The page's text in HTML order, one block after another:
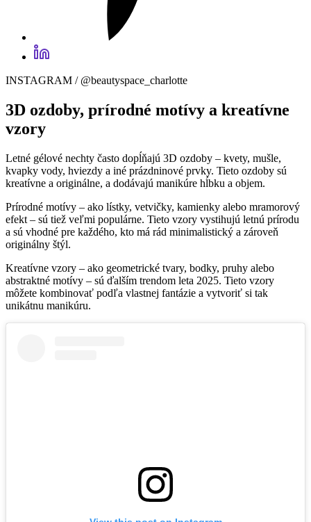
INSTAGRAM / @beautyspace_charlotte
3D ozdoby, prírodné motívy a kreatívne
vzory
Letné gélové nechty často dopĺňajú 3D ozdoby – kvety, mušle,
kvapky vody, hviezdy a iné prázdninové prvky. Tieto ozdoby sú
kreatívne a originálne, a dodávajú manikúre hĺbku a objem.
Prírodné motívy – ako lístky, vetvičky, kamienky alebo mramorový
efekt – sú tiež veľmi populárne. Tieto vzory vystihujú letnú prírodu
a sú vhodné pre každého, kto má rád minimalistický a zároveň
originálny štýl.
Kreatívne vzory – ako geometrické tvary, bodky, pruhy alebo
abstraktné motívy – sú ďalším trendom leta 2025. Tieto vzory
môžete kombinovať podľa vlastnej fantázie a vytvoriť si tak
unikátnu manikúru.